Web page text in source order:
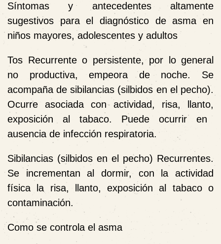
Síntomas y antecedentes altamente
sugestivos para el diagnóstico de asma en
niños mayores, adolescentes y adultos
Tos Recurrente o persistente, por lo general
no productiva, empeora de noche.
Se
acompaña de sibilancias (silbidos en el pecho).
Ocurre asociada con actividad, risa, llanto,
exposición al tabaco. Puede ocurrir en
ausencia de infección respiratoria.
Sibilancias (silbidos en el pecho)Recurrentes.
Se incrementan al dormir, con la actividad
física la risa, llanto, exposición al tabaco o
contaminación.
Como se controla el asma